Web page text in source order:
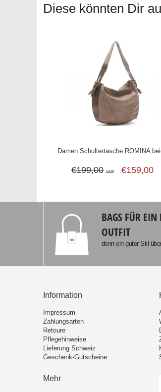
Diese könnten Dir
Damen Schultertasche ROMINA
€199,00 UVP €159,00
BAGS FÜR EIN
OUTFIT
denn ein guter Stil
Information
Impressum
Zahlungsarten
Retoure
Pflegehinweise
Lieferung Schweiz
Geschenk-Gutscheine
Mehr